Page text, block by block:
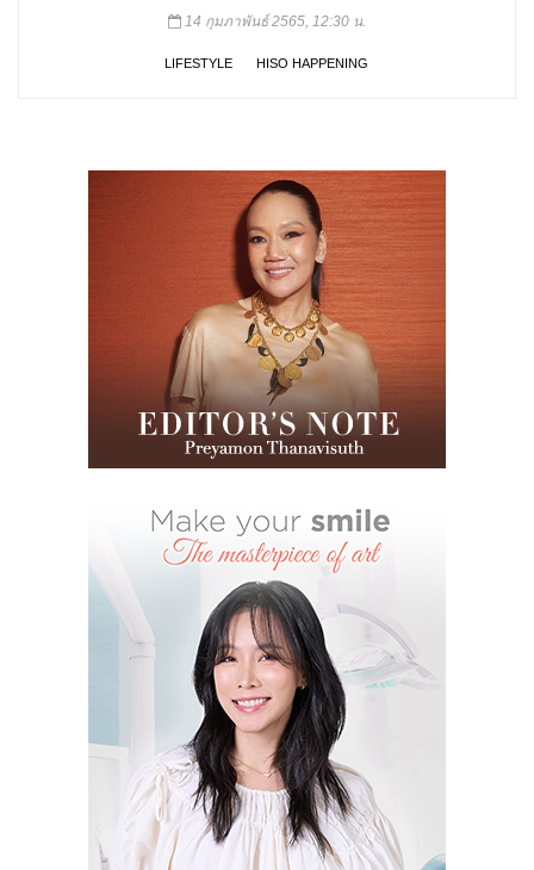
14 กุมภาพันธ์ 2565, 12:30 น.
LIFESTYLE HISO HAPPENING